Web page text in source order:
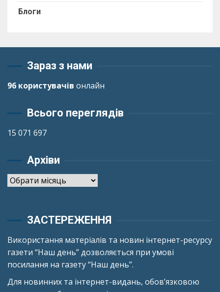
Блоги
Зараз з нами
96 користувачів онлайн
Всього переглядів
15 071 697
Архіви
Архіви
ЗАСТЕРЕЖЕННЯ
Використання матеріалів та новин інтернет-ресурсу
газети “Наш день” дозволяється при умові
посилання на газету “Наш день”.
Для новинних та інтернет-видань, обов’язковою